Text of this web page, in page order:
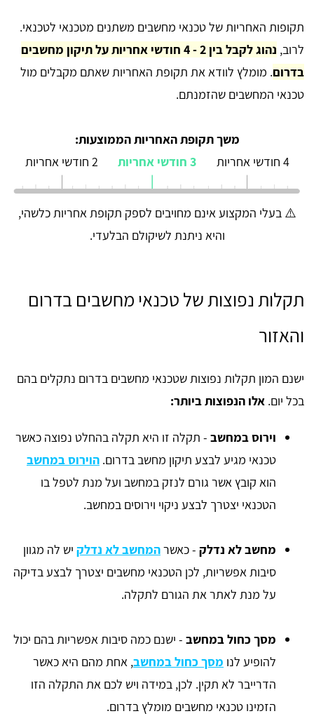
תקופות האחריות של טכנאי מחשבים משתנים מטכנאי לטכנאי.
לרוב,
נהוג לקבל בין 2 - 4 חודשי אחריות על תיקון מחשבים
בדרום. מומלץ לוודא את תקופת האחריות שאתם מקבלים מול
טכנאי המחשבים שהזמנתם.
משך תקופת האחריות הממוצעות:
4 חודשי אחריות
3 חודשי אחריות 2 חודשי אחריות
⚠️ בעלי המקצוע אינם מחויבים לספק תקופת אחריות כלשהי,
והיא ניתנת לשיקולם הבלעדי.
תקלות נפוצות של טכנאי מחשבים בדרום
והאזור
ישנם המון תקלות נפוצות שטכנאי מחשבים בדרום נתקלים בהם
בכל יום. אלו הנפוצות ביותר:
וירוס במחשב - תקלה זו היא תקלה בהחלט נפוצה כאשר
טכנאי מגיע לבצע תיקון מחשב בדרום. הוירוס במחשב
הוא קובץ אשר גורם לנזק במחשב ועל מנת לטפל בו
הטכנאי יצטרך לבצע ניקוי וירוסים במחשב.
מחשב לא נדלק - כאשרהמחשב לא נדלק יש לה מגוון
סיבות אפשריות, לכן הטכנאי מחשבים יצטרך לבצע בדיקה
על מנת לאתר את הגורם לתקלה.
מסך כחול במחשב - ישנם כמה סיבות אפשריות בהם יכול
להופיע לנו מסך כחול במחשב, אחת מהם היא כאשר
הדרייבר לא תקין. לכן, במידה ויש לכם את התקלה הזו
הזמינו טכנאי מחשבים מומלץ בדרום.